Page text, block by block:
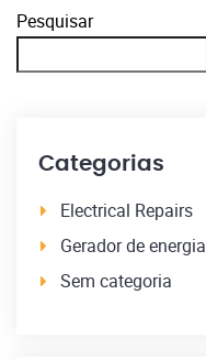
Pesquisar
Categorias
Electrical Repairs
Gerador de energia
Sem categoria